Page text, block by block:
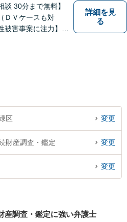
談 30分まで無料】
ＤＶケースも対
被害事案に注力】
詳細を見
る
区 変更
財産調査・鑑定 変更
変更
産調査・鑑定に強い弁護士